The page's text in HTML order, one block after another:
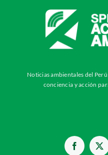
Noticias ambientales del
conciencia y acción